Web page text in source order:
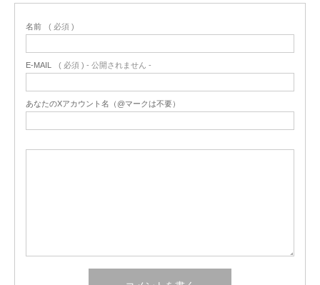
名前 ( 必須 )
E-MAIL ( 必須 ) - 公開されません -
あなたのXアカウント名（@マークは不要）